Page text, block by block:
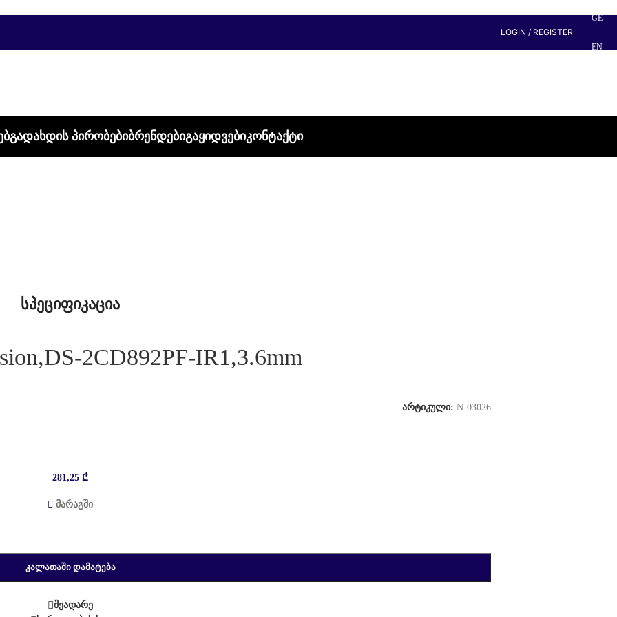
LOGIN / REGISTER
GE
EN
ᲒᲐᲓᲐᲮᲓᲘᲡ ᲞᲘᲠᲝᲑᲔᲑᲘᲑᲠᲔᲜᲓᲔᲑᲘᲒᲐᲧᲘᲓᲕᲔᲑᲘᲙᲝᲜᲢᲐᲥᲢᲘ
სპეციფიკაცია
2CD892PF-IR1,3.6mm
არტიკული:N-03026
281,25₾
მარაგში
ᲙᲐᲚᲐᲗᲐᲨᲘ ᲓᲐᲛᲐᲢᲔᲑᲐ
შეადარე